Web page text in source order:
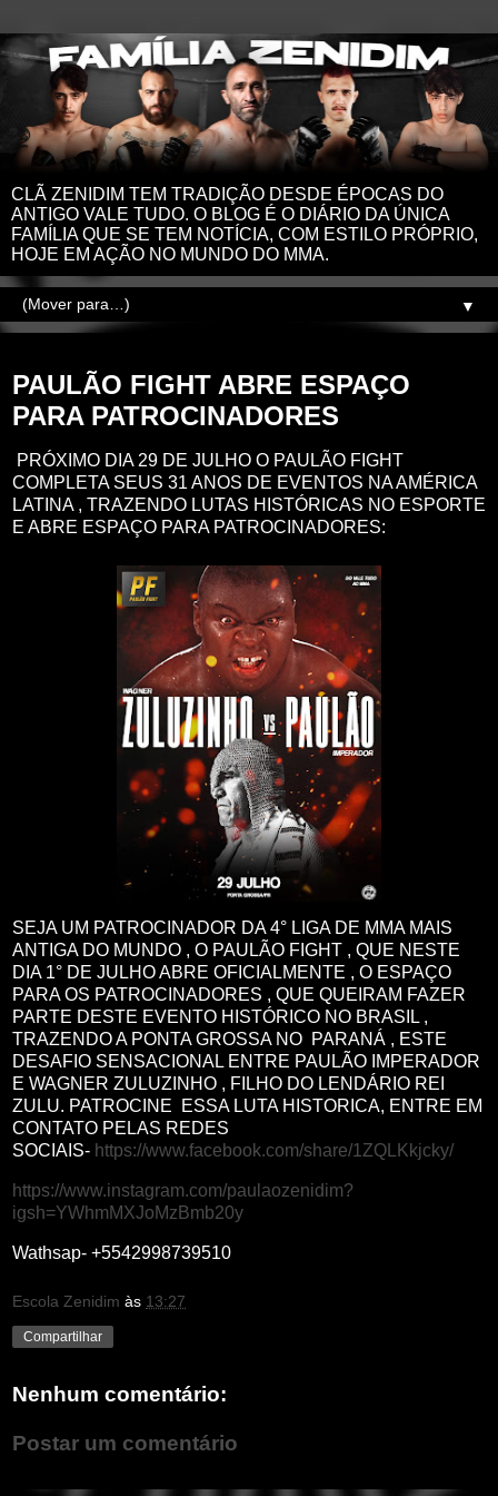
CLÃ ZENIDIM TEM TRADIÇÃO DESDE ÉPOCAS DO
ANTIGO VALE TUDO. O BLOG É O DIÁRIO DA ÚNICA
FAMÍLIA QUE SE TEM NOTÍCIA, COM ESTILO PRÓPRIO,
HOJE EM AÇÃO NO MUNDO DO MMA.
▼
PAULÃO FIGHT ABRE ESPAÇO
PARA PATROCINADORES
PRÓXIMO DIA 29 DE JULHO O PAULÃO FIGHT
COMPLETA SEUS 31 ANOS DE EVENTOS NA AMÉRICA
LATINA , TRAZENDO LUTAS HISTÓRICAS NO ESPORTE
E ABRE ESPAÇO PARA PATROCINADORES:
SEJA UM PATROCINADOR DA 4° LIGA DE MMA MAIS
ANTIGA DO MUNDO , O PAULÃO FIGHT , QUE NESTE
DIA 1° DE JULHO ABRE OFICIALMENTE , O ESPAÇO
PARA OS PATROCINADORES , QUE QUEIRAM FAZER
PARTE DESTE EVENTO HISTÓRICO NO BRASIL ,
TRAZENDO A PONTA GROSSA NO PARANÁ , ESTE
DESAFIO SENSACIONAL ENTRE PAULÃO IMPERADOR
E WAGNER ZULUZINHO , FILHO DO LENDÁRIO REI
ZULU. PATROCINE ESSA LUTA HISTORICA, ENTRE EM
CONTATO PELAS REDES
SOCIAIS- https://www.facebook.com/share/1ZQLKkjcky/
https://www.instagram.com/paulaozenidim?
igsh=YWhmMXJoMzBmb20y
Wathsap- +5542998739510
Escola Zenidim às 13:27
Compartilhar
Nenhum comentário:
Postar um comentário